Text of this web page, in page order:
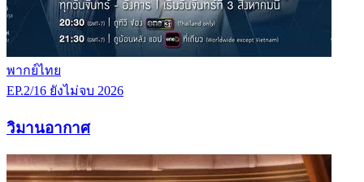
พากย์ไทย
EP.2/16 ยังไม่จบ 2026
วิมานอากาศ